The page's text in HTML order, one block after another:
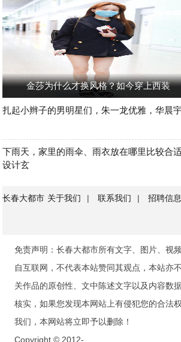
金莎为什么才换风格？如今穿上西装
扎起小辫子的男明星们，朱一龙优雅，华晨
下雨天，家里的雨伞、雨衣放在哪里比较合
设计玄
长春大都市 关于我们 | 联系我们 | 招聘信息
免责声明：长春大都市所有文字、图片、视
自互联网，不代表本站赞同其观点，本站亦
关作品的原创性、文中陈述文字以及内容数
核实，如果您发现本网站上有侵犯您的合法
我们，本网站将立即予以删除！
Copyright © 2012-